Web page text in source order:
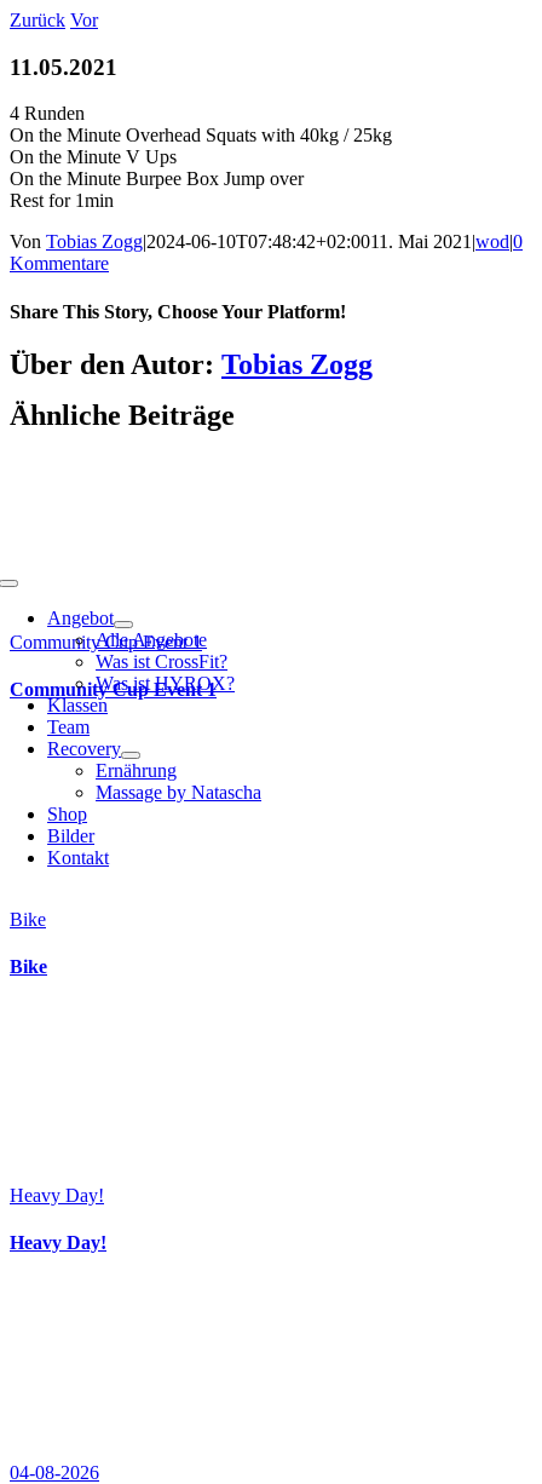
Zum
springen
Toggle
NavigationAngebot
Alle Angebote
Was ist CrossFit?
Was ist HYROX?
Klassen
Team
Recovery
Ernährung
Massage by Natascha
Shop
Bilder
Kontakt
Zurück Vor
11.05.2021
4 Runden
On the Minute Overhead Squats with 40kg / 25kg
On the Minute V Ups
On the Minute Burpee Box Jump over
Rest for 1min
Von Tobias Zogg|2024-06-10T07:48:42+02:0011. Mai 2021|wod|0
Kommentare
Share This Story, Choose Your Platform!
Facebook
LinkedIn
WhatsApp
Telegram
Tumblr
Pinterest
Vk
Xing
E-
Mail
Über den Autor: Tobias Zogg
Ähnliche Beiträge
Community Cup Event 1
Community Cup Event 1
Bike
Bike
Heavy Day!
Heavy Day!
04-08-2026